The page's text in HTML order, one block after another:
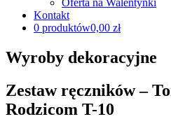
Oferta na Walentynki
Kontakt
0 produktów0,00 zł
Wyroby dekoracyjne
Zestaw ręczników –
Rodzicom T-10